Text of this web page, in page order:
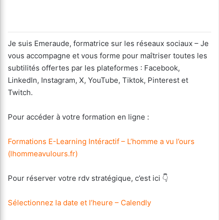
Je suis Emeraude, formatrice sur les réseaux sociaux – Je
vous accompagne et vous forme pour maîtriser toutes les
subtilités offertes par les plateformes : Facebook,
LinkedIn, Instagram, X, YouTube, Tiktok, Pinterest et
Twitch.
Pour accéder à votre formation en ligne :
Formations E-Learning Intéractif – L’homme a vu l’ours
(lhommeavulours.fr)
Pour réserver votre rdv stratégique, c’est ici 👇
Sélectionnez la date et l’heure – Calendly